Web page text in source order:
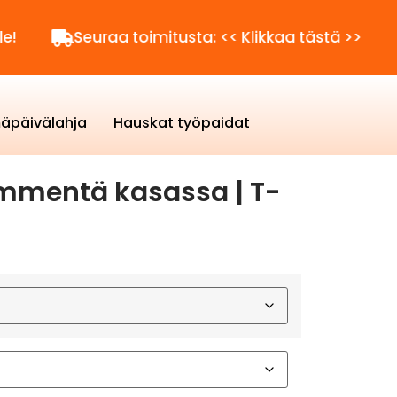
toimitusta: << Klikkaa tästä >>
Hauskat työpaidat
kasassa | T-